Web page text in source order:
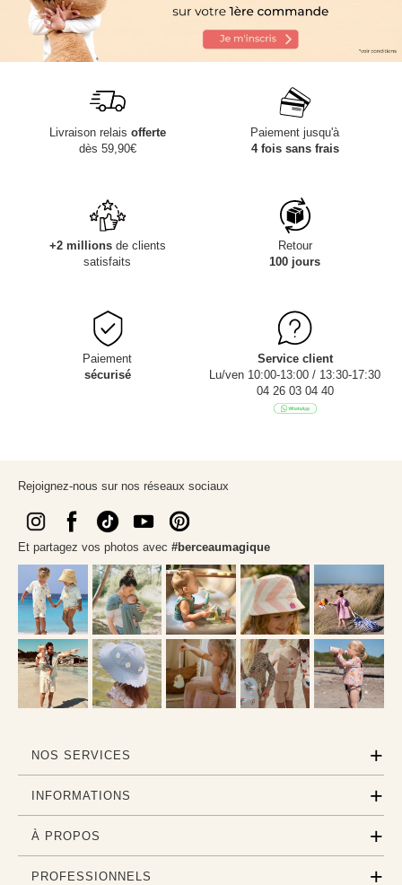
Livraison relais offerte
dès 59,90€
Paiement jusqu'à
4 fois sans frais
+2 millionsde clients
satisfaits
Retour
100 jours
Paiement
sécurisé
Service client
Lu/ven 10:00-13:00 / 13:30-17:30
04 26 03 04 40
Rejoignez-nous sur nos réseaux sociaux
Et partagez vos photos avec #berceaumagique
NOS SERVICES
INFORMATIONS
À PROPOS
PROFESSIONNELS